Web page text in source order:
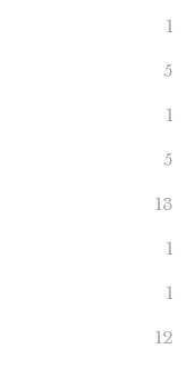
1
5
1
5
13
1
1
12